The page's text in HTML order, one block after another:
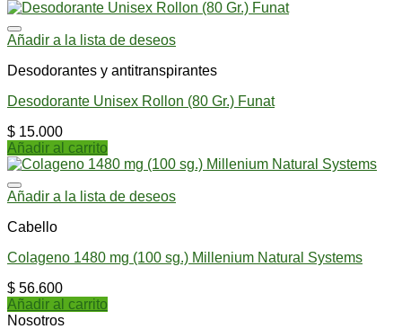
Añadir a la lista de deseos
Desodorantes y antitranspirantes
Desodorante Unisex Rollon (80 Gr.) Funat
$ 15.000
Añadir al carrito
Añadir a la lista de deseos
Cabello
Colageno 1480 mg (100 sg.) Millenium Natural Systems
$ 56.600
Añadir al carrito
Nosotros